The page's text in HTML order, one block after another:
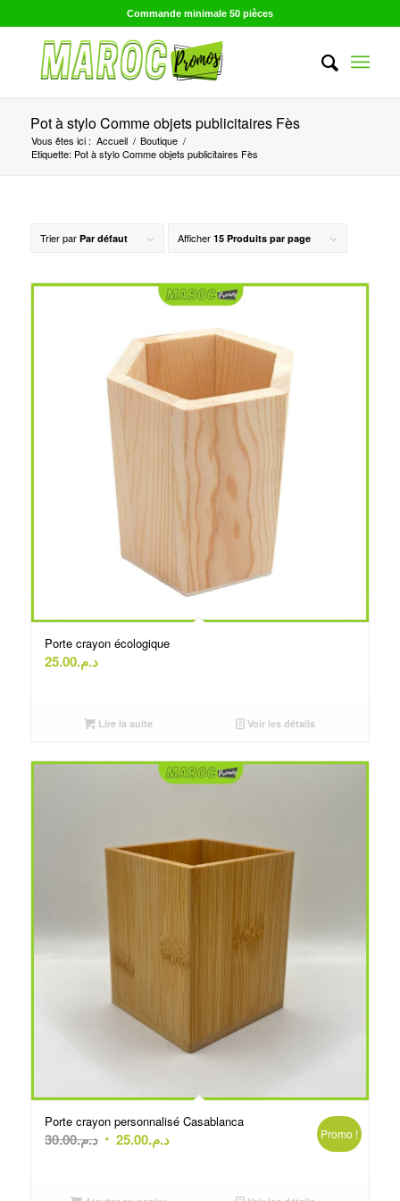
Commande minimale 50 pièces
Pot à stylo Comme objets publicitaires Fès
Vous êtes ici : Accueil / Boutique /
Etiquette: Pot à stylo Comme objets publicitaires Fès
Trier par Par défaut Afficher 15 Produits par page
Porte crayon écologique
د.م.25.00
Lire la suite Voir les détails
Porte crayon personnalisé Casablanca
د.م.30.00
Le
د.م.25.00
Le
Promo !